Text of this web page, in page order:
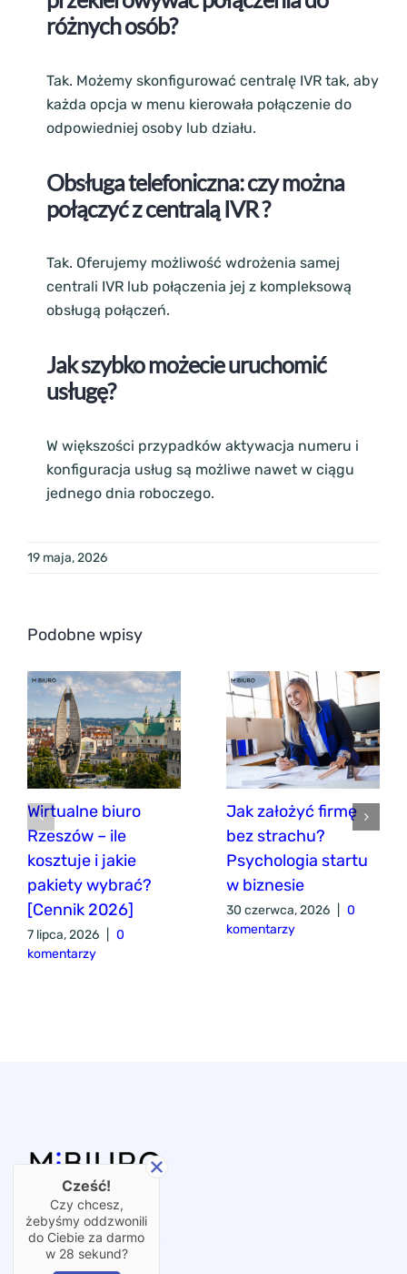
różnych osób?
Tak. Możemy skonfigurować centralę IVR tak, aby
każda opcja w menu kierowała połączenie do
odpowiedniej osoby lub działu.
Obsługa telefoniczna:czy można
połączyć z centralą IVR ?
Tak. Oferujemy możliwość wdrożenia samej
centrali IVR lub połączenia jej z kompleksową
obsługą połączeń.
Jak szybko możecie uruchomić
usługę?
W większości przypadków aktywacja numeru i
konfiguracja usług są możliwe nawet w ciągu
jednego dnia roboczego.
19 maja, 2026
Podobne wpisy
Wirtualne biuro
Rzeszów – ile
kosztuje i jakie
pakiety wybrać?
[Cennik 2026]
7 lipca, 2026
0
komentarzy
Jak założyć firmę
bez strachu?
Psychologia startu
w biznesie
30 czerwca, 2026
0
komentarzy
Polityka prywatności
Ochrona sygnalistów
Wirtualne biuro
Cześć!
Czy chcesz,
żebyśmy oddzwonili
do Ciebie za darmo
w 28 sekund?